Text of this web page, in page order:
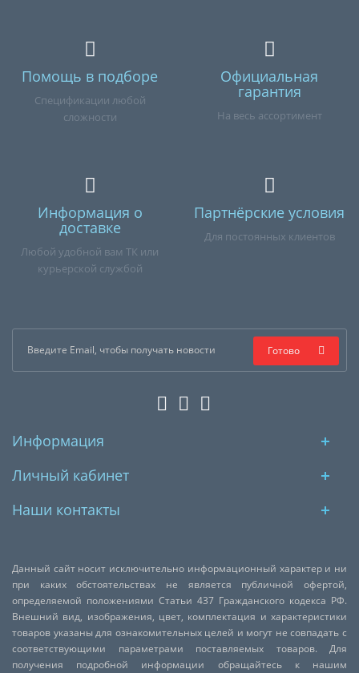
Помощь в подборе
Спецификации любой
сложности
Официальная
гарантия
На весь ассортимент
Информация о
доставке
Любой удобной вам ТК или
курьерской службой
Партнёрские условия
Для постоянных клиентов
Готово
Информация
Личный кабинет
Наши контакты
Данный сайт носит исключительно информационный характер и ни
при каких обстоятельствах не является публичной офертой,
определяемой положениями Статьи 437 Гражданского кодекса РФ.
Внешний вид, изображения, цвет, комплектация и характеристики
товаров указаны для ознакомительных целей и могут не совпадать с
соответствующими параметрами поставляемых товаров. Для
получения подробной информации обращайтесь к нашим